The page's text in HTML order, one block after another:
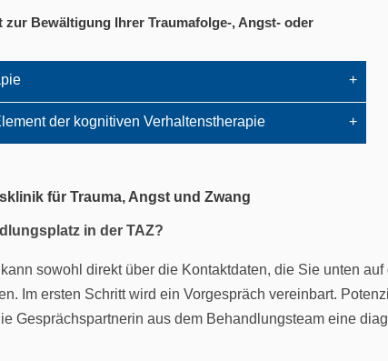
Bewältigung Ihrer Traumafolge-, Angst- oder
der kognitiven Verhaltenstherapie
für Trauma, Angst und Zwang
in der TAZ?
sowohl direkt über die Kontaktdaten, die Sie unten
Im ersten Schritt wird ein Vorgespräch vereinbart.
Gesprächspartnerin aus dem Behandlungsteam eine